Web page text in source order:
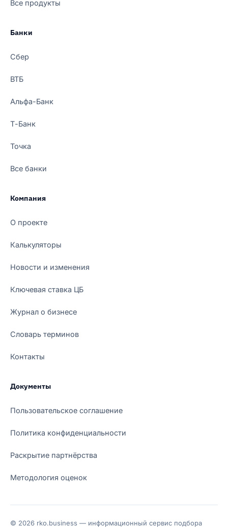
Все продукты
Банки
Сбер
ВТБ
Альфа-Банк
Т-Банк
Точка
Все банки
Компания
О проекте
Калькуляторы
Новости и изменения
Ключевая ставка ЦБ
Журнал о бизнесе
Словарь терминов
Контакты
Документы
Пользовательское соглашение
Политика конфиденциальности
Раскрытие партнёрства
Методология оценок
© 2026 rko.business — информационный сервис подбора